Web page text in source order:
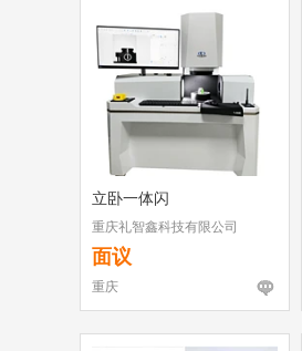
立卧一体闪
重庆礼智鑫科技有限公司
面议
重庆